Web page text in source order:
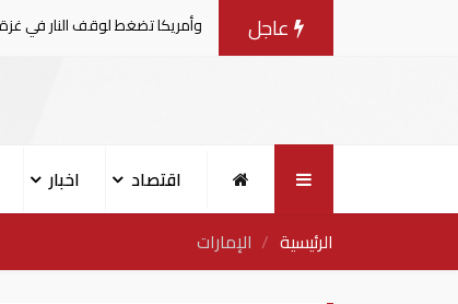
عاجل
مع إسرائيل.. وأمريكا تضغط لوقف النار في غزة
اقتصاد اخبار
الرئيسية
الإمارات